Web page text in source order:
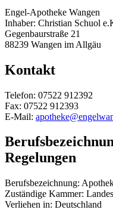
Engel-Apotheke Wangen
Inhaber: Christian Schuol
Gegenbaurstraße 21
88239 Wangen im Allgäu
Kontakt
Telefon: 07522 912392
Fax: 07522 912393
E-Mail:
Regelungen
Berufsbezeichnung:
Zuständige Kammer:
Verliehen in: Deutschland